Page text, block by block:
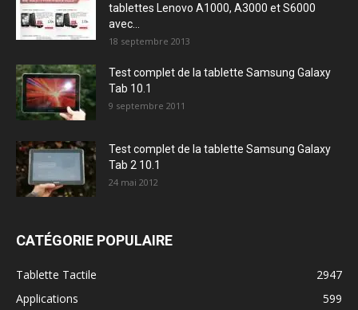
tablettes Lenovo A1000, A3000 et S6000
avec...
18 septembre 2013
Test complet de la tablette Samsung Galaxy
Tab 10.1
9 septembre 2011
Test complet de la tablette Samsung Galaxy
Tab 2 10.1
24 mai 2012
CATÉGORIE POPULAIRE
Tablette Tactile
2947
Applications
599